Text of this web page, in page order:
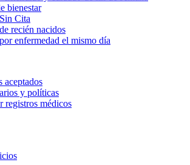
bienestar
Cita
recién nacidos
enfermedad el mismo día
aceptados
y políticas
registros médicos